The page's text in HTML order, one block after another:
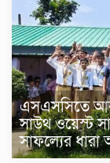
এসএসসিতে
সাউথ ওয়েস্ট
সাফল্যের